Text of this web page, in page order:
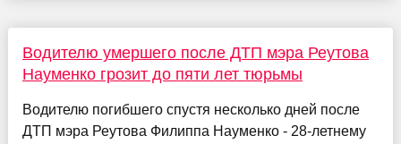
Водителю умершего после ДТП мэра Реутова
Науменко грозит до пяти лет тюрьмы
Водителю погибшего спустя несколько дней после
ДТП мэра Реутова Филиппа Науменко - 28-летнему